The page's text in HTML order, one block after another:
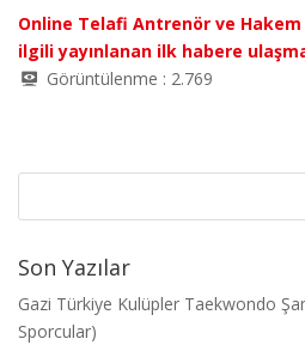
Online Telafi Antrenör ve
ilgili yayınlanan ilk habere
Görüntülenme : 2.769
Son Yazılar
Gazi Türkiye Kulüpler Taekwondo
Sporcular)